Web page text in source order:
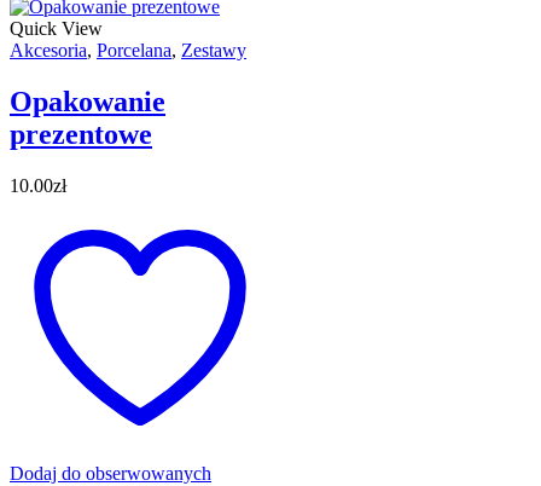
Quick View
Akcesoria, Porcelana, Zestawy
Opakowanie
prezentowe
10.00zł
Dodaj do obserwowanych